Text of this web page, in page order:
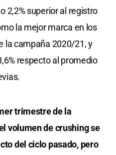
2,2% superior al registro
la mejor marca en los
la campaña 2020/21, y
respecto al promedio
trimestre de la
volumen de crushing se
del ciclo pasado, pero